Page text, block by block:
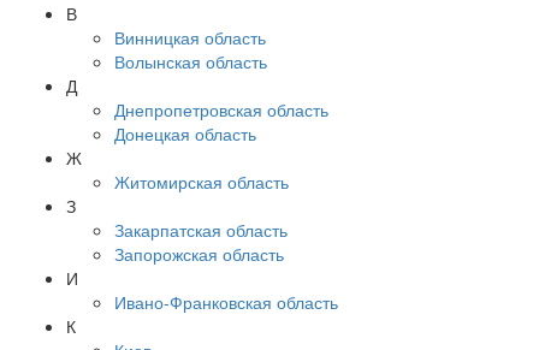
В
Винницкая область
Волынская область
Д
Днепропетровская область
Донецкая область
Ж
Житомирская область
З
Закарпатская область
Запорожская область
И
Ивано-Франковская область
К